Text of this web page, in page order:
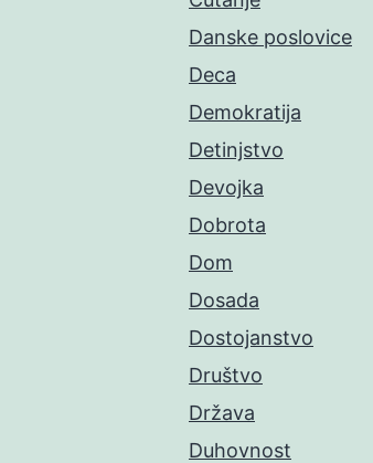
Danske poslovice
Deca
Demokratija
Detinjstvo
Devojka
Dobrota
Dom
Dosada
Dostojanstvo
Društvo
Država
Duhovnost